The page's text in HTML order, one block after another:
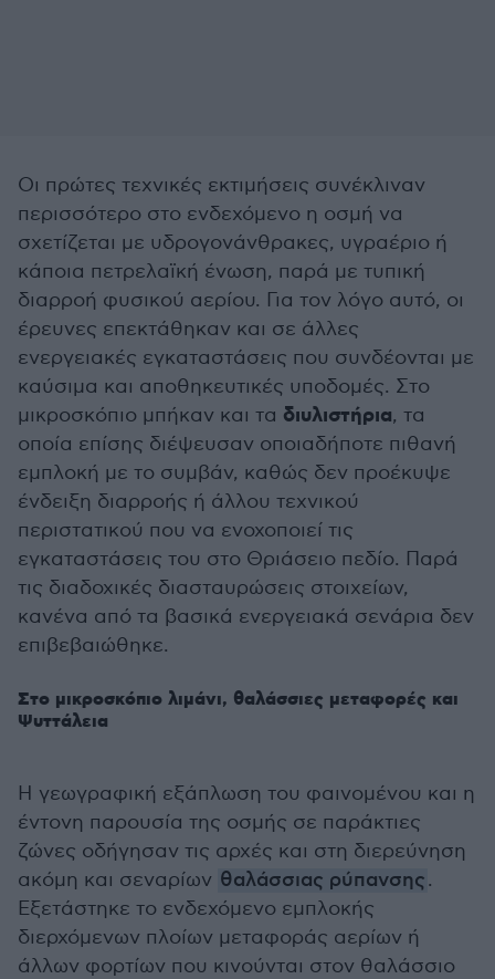
Οι πρώτες τεχνικές εκτιμήσεις συνέκλιναν
περισσότερο στο ενδεχόμενο η οσμή να
σχετίζεται με υδρογονάνθρακες, υγραέριο ή
κάποια πετρελαϊκή ένωση, παρά με τυπική
διαρροή φυσικού αερίου. Για τον λόγο αυτό, οι
έρευνες επεκτάθηκαν και σε άλλες
ενεργειακές εγκαταστάσεις που συνδέονται με
καύσιμα και αποθηκευτικές υποδομές. Στο
μικροσκόπιο μπήκαν και τα διυλιστήρια, τα
οποία επίσης διέψευσαν οποιαδήποτε πιθανή
εμπλοκή με το συμβάν, καθώς δεν προέκυψε
ένδειξη διαρροής ή άλλου τεχνικού
περιστατικού που να ενοχοποιεί τις
εγκαταστάσεις του στο Θριάσειο πεδίο. Παρά
τις διαδοχικές διασταυρώσεις στοιχείων,
κανένα από τα βασικά ενεργειακά σενάρια δεν
επιβεβαιώθηκε.
Στο μικροσκόπιο λιμάνι, θαλάσσιες μεταφορές και
Ψυττάλεια
Η γεωγραφική εξάπλωση του φαινομένου και η
έντονη παρουσία της οσμής σε παράκτιες
ζώνες οδήγησαν τις αρχές και στη διερεύνηση
ακόμη και σεναρίων θαλάσσιας ρύπανσης.
Εξετάστηκε το ενδεχόμενο εμπλοκής
διερχόμενων πλοίων μεταφοράς αερίων ή
άλλων φορτίων που κινούνται στον θαλάσσιο